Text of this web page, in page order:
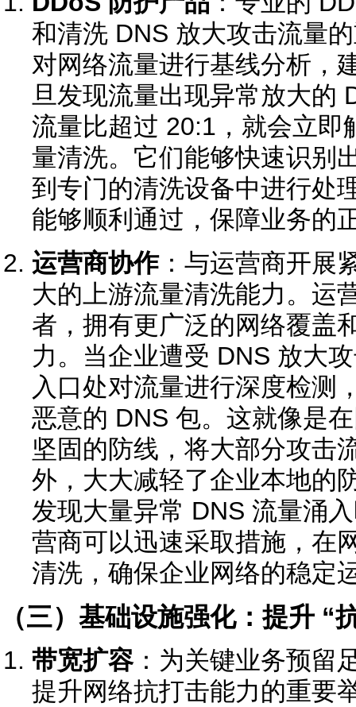
和清洗 DNS 放大攻击流量
对网络流量进行基线分析，
旦发现流量出现异常放大的
流量比超过 20:1，就会立即
量清洗。它们能够快速识别
到专门的清洗设备中进行处
能够顺利通过，保障业务的
运营商协作：与运营商开展
大的上游流量清洗能力。运
者，拥有更广泛的网络覆盖
力。当企业遭受 DNS 放大
入口处对流量进行深度检测
恶意的 DNS 包。这就像是
坚固的防线，将大部分攻击
外，大大减轻了企业本地的
发现大量异常 DNS 流量涌
营商可以迅速采取措施，在
清洗，确保企业网络的稳定
（三）基础设施强化：提升 “
带宽扩容：为关键业务预留
提升网络抗打击能力的重要